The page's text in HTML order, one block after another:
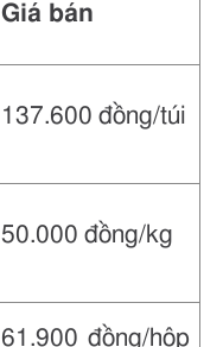
Giá bán
137.600 đồng/túi
50.000 đồng/kg
61.900 đồng/hộp